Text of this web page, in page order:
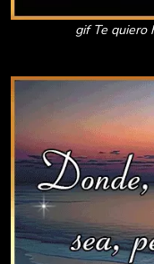
gif Te quiero